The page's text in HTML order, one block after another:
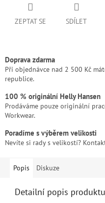
ZEPTAT SE SDÍLET
Doprava zdarma
Při objednávce nad 2 500 Kč
republice.
100 % originální Helly Hansen
Prodáváme pouze originální
Workwear.
Poradíme s výběrem velikosti
Nevíte si rady s velikostí?
Popis Diskuze
Detailní popis produktu